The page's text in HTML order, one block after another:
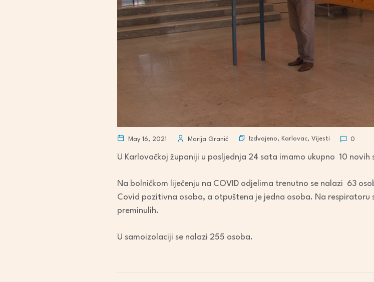
May 16, 2021 Marija Granić Izdvojeno, Karlovac, Vijesti 0
U Karlovačkoj županiji u posljednja 24 sata imamo ukupno 10 novih
Na bolničkom liječenju na COVID odjelima trenutno se nalazi 63
Covid pozitivna osoba, a otpuštena je jedna osoba. Na
preminulih.
U samoizolaciji se nalazi 255 osoba.